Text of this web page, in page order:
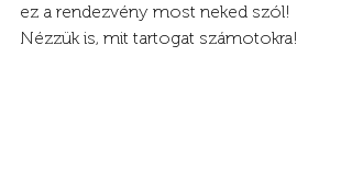
ez a rendezvény most neked szól!
Nézzük is, mit tartogat számotokra!